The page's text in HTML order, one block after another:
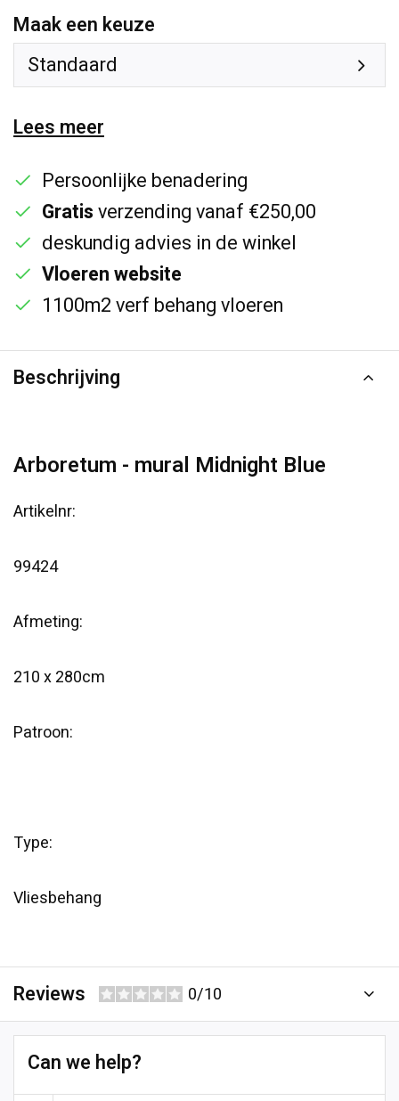
Maak een keuze
Standaard
Lees meer
Persoonlijke benadering
Gratisverzending vanaf €250,00
deskundig advies in de winkel
Vloeren website
1100m2 verf behang vloeren
Beschrijving
Arboretum - mural Midnight Blue
Artikelnr:
99424
Afmeting:
210 x 280cm
Patroon:
Type:
Vliesbehang
Reviews 0/10
Can we help?